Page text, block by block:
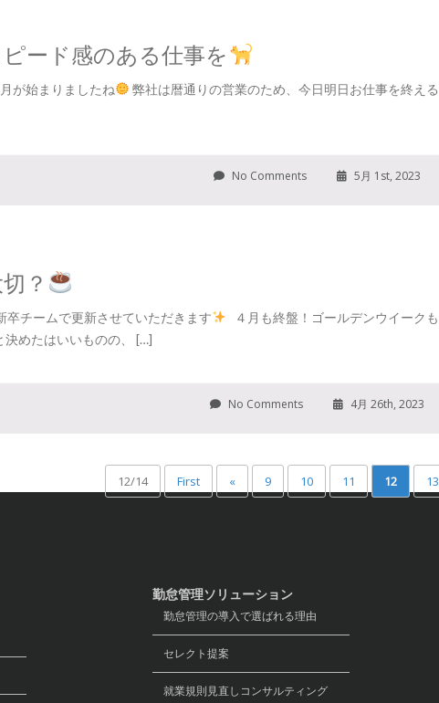
ード感のある仕事を
が始まりましたね
弊社は暦通りの営業のため、今日明日お仕事を終え
No Comments 5月 1st, 2023
？
卒チームで更新させていただきます
４月も終盤！ゴールデンウイーク
決めたはいいものの、 […]
No Comments 4月 26th, 2023
12/14 First « 9 10 11 12 13
勤怠管理ソリューション
勤怠管理の導入で選ばれる理由
セレクト提案
就業規則見直しコンサルティング